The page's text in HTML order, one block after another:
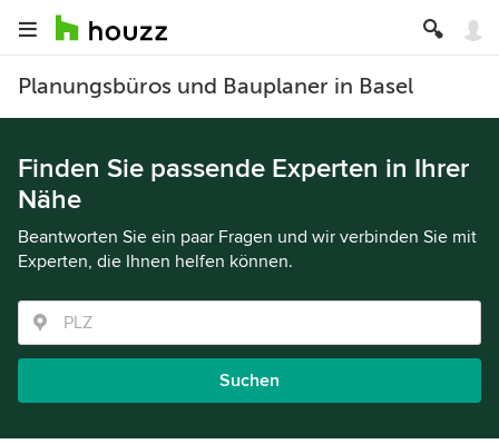
Planungsbüros und Bauplaner in Basel
Finden Sie passende Experten in Ihrer
Nähe
Beantworten Sie ein paar Fragen und wir verbinden Sie mit
Experten, die Ihnen helfen können.
Suchen